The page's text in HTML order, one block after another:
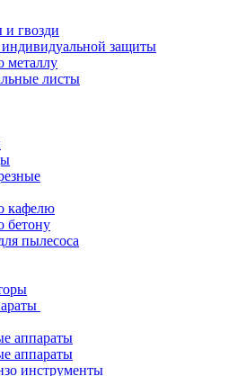
и гвозди
индивидуальной защиты
металлу
листы
кафелю
бетону
пылесоса
аппараты
аппараты
инструменты